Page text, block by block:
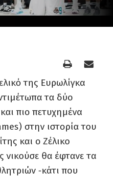
της Ευρωλίγκα
τα δύο
πιο πετυχημένα
στην ιστορία του
και ο Ζέλικο
νικούσε θα έφτανε τα
-κάτι που